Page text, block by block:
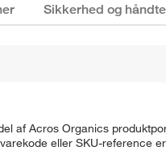
Sikkerhed og
af Acros Organics
eller SKU-reference